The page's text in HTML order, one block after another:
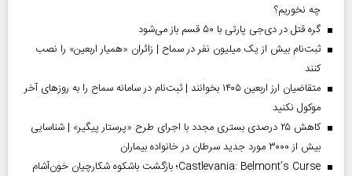
چه نخوریم؟
گره قتل در دی‌جی پارتی با ۵۰ قسم باز می‌شود
ثبت‌نام بیش از یک میلیون نفر در سماح | زائران «همیار اربعین» را نصب
کنند
متقاضیان ارز اربعین ۱۴۰۵ بخوانند | ثبت‌نام در سامانه سماح را به روز‌های آخر
موکول نکنید
کاهش ۲۵ درصدی بستری مجدد با اجرای طرح «پرستار پیگیر» | شناسایی
بیش از ۳۰۰۰ مورد جدید سرطان در خانواده بیماران
Castlevania: Belmont’s Curse؛ بازگشت باشکوه شکارچیان خون‌آشام